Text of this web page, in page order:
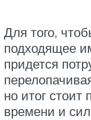
Для того,
подходящее
придется
но итог стоит
времени и